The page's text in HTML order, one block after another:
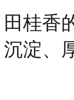
田桂香
沉淀、